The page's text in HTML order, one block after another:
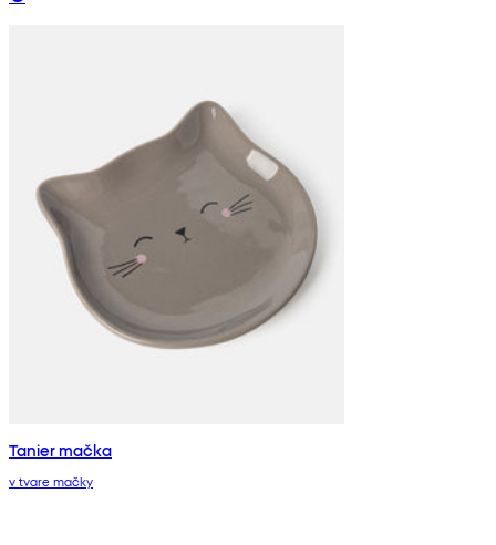
Tanier mačka
v tvare mačky